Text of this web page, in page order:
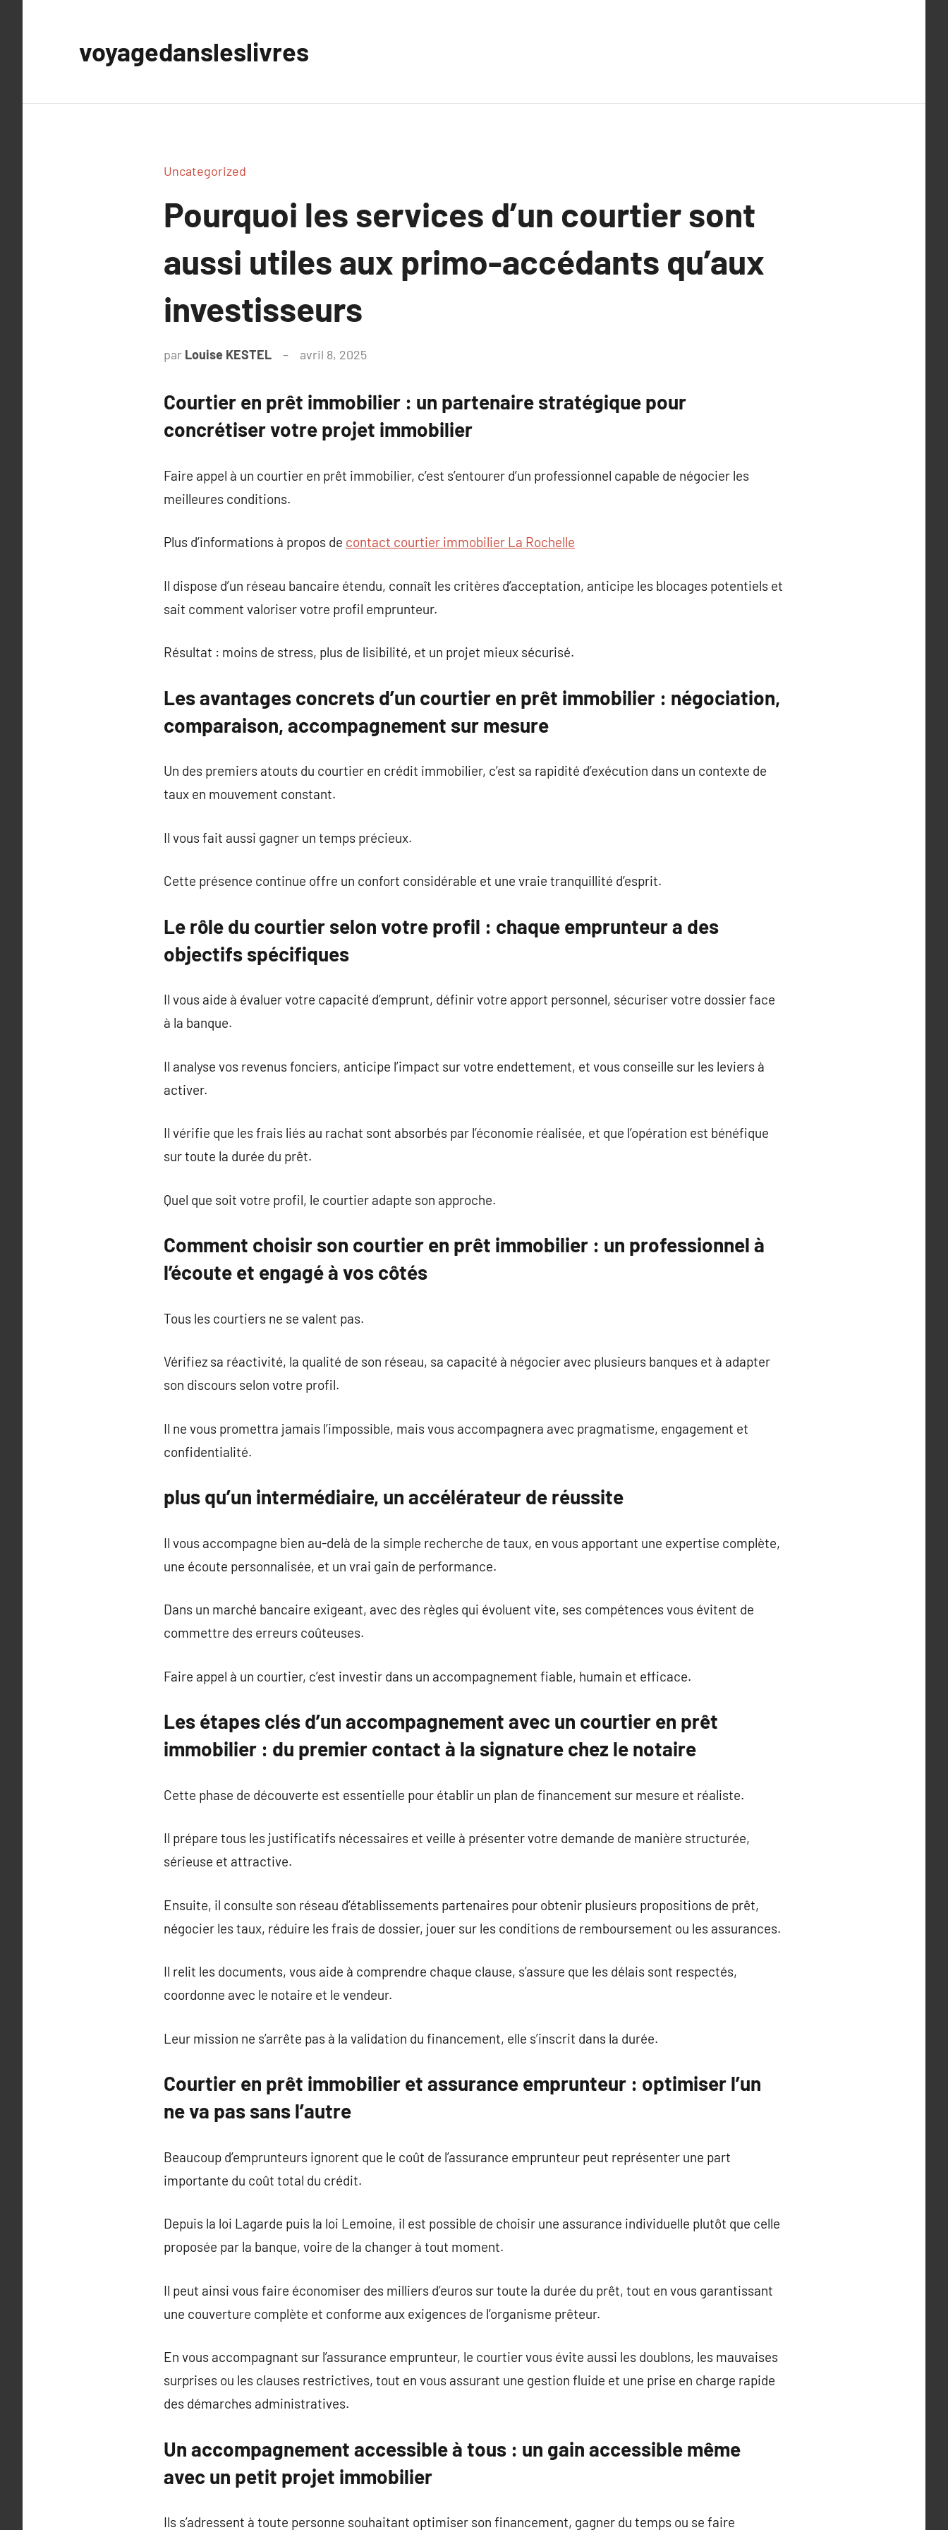
voyagedansleslivres
Uncategorized
Pourquoi les services d’un courtier sont
aussi utiles aux primo-accédants qu’aux
investisseurs
par Louise KESTEL avril 8, 2025
Courtier en prêt immobilier : un partenaire stratégique pour
concrétiser votre projet immobilier
Faire appel à un courtier en prêt immobilier, c’est s’entourer d’un professionnel capable de négocier les
meilleures conditions.
Plus d’informations à propos de contact courtier immobilier La Rochelle
Il dispose d’un réseau bancaire étendu, connaît les critères d’acceptation, anticipe les blocages potentiels et
sait comment valoriser votre profil emprunteur.
Résultat : moins de stress, plus de lisibilité, et un projet mieux sécurisé.
Les avantages concrets d’un courtier en prêt immobilier : négociation,
comparaison, accompagnement sur mesure
Un des premiers atouts du courtier en crédit immobilier, c’est sa rapidité d’exécution dans un contexte de
taux en mouvement constant.
Il vous fait aussi gagner un temps précieux.
Cette présence continue offre un confort considérable et une vraie tranquillité d’esprit.
Le rôle du courtier selon votre profil : chaque emprunteur a des
objectifs spécifiques
Il vous aide à évaluer votre capacité d’emprunt, définir votre apport personnel, sécuriser votre dossier face
à la banque.
Il analyse vos revenus fonciers, anticipe l’impact sur votre endettement, et vous conseille sur les leviers à
activer.
Il vérifie que les frais liés au rachat sont absorbés par l’économie réalisée, et que l’opération est bénéfique
sur toute la durée du prêt.
Quel que soit votre profil, le courtier adapte son approche.
Comment choisir son courtier en prêt immobilier : un professionnel à
l’écoute et engagé à vos côtés
Tous les courtiers ne se valent pas.
Vérifiez sa réactivité, la qualité de son réseau, sa capacité à négocier avec plusieurs banques et à adapter
son discours selon votre profil.
Il ne vous promettra jamais l’impossible, mais vous accompagnera avec pragmatisme, engagement et
confidentialité.
plus qu’un intermédiaire, un accélérateur de réussite
Il vous accompagne bien au-delà de la simple recherche de taux, en vous apportant une expertise complète,
une écoute personnalisée, et un vrai gain de performance.
Dans un marché bancaire exigeant, avec des règles qui évoluent vite, ses compétences vous évitent de
commettre des erreurs coûteuses.
Faire appel à un courtier, c’est investir dans un accompagnement fiable, humain et efficace.
Les étapes clés d’un accompagnement avec un courtier en prêt
immobilier : du premier contact à la signature chez le notaire
Cette phase de découverte est essentielle pour établir un plan de financement sur mesure et réaliste.
Il prépare tous les justificatifs nécessaires et veille à présenter votre demande de manière structurée,
sérieuse et attractive.
Ensuite, il consulte son réseau d’établissements partenaires pour obtenir plusieurs propositions de prêt,
négocier les taux, réduire les frais de dossier, jouer sur les conditions de remboursement ou les assurances.
Il relit les documents, vous aide à comprendre chaque clause, s’assure que les délais sont respectés,
coordonne avec le notaire et le vendeur.
Leur mission ne s’arrête pas à la validation du financement, elle s’inscrit dans la durée.
Courtier en prêt immobilier et assurance emprunteur : optimiser l’un
ne va pas sans l’autre
Beaucoup d’emprunteurs ignorent que le coût de l’assurance emprunteur peut représenter une part
importante du coût total du crédit.
Depuis la loi Lagarde puis la loi Lemoine, il est possible de choisir une assurance individuelle plutôt que celle
proposée par la banque, voire de la changer à tout moment.
Il peut ainsi vous faire économiser des milliers d’euros sur toute la durée du prêt, tout en vous garantissant
une couverture complète et conforme aux exigences de l’organisme prêteur.
En vous accompagnant sur l’assurance emprunteur, le courtier vous évite aussi les doublons, les mauvaises
surprises ou les clauses restrictives, tout en vous assurant une gestion fluide et une prise en charge rapide
des démarches administratives.
Un accompagnement accessible à tous : un gain accessible même
avec un petit projet immobilier
Ils s’adressent à toute personne souhaitant optimiser son financement, gagner du temps ou se faire